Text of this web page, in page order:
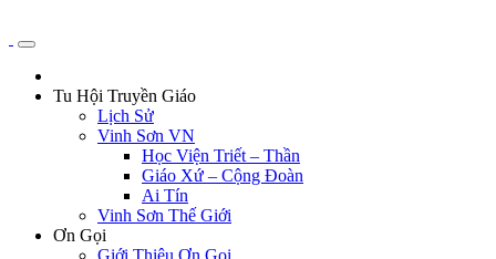
Tu Hội Truyền Giáo
Lịch Sử
Vinh Sơn VN
Học Viện Triết – Thần
Giáo Xứ – Cộng Đoàn
Ai Tín
Vinh Sơn Thế Giới
Ơn Gọi
Giới Thiệu Ơn Gọi